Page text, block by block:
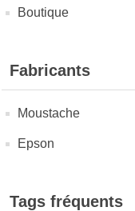
Boutique
Fabricants
Moustache
Epson
Tags fréquents